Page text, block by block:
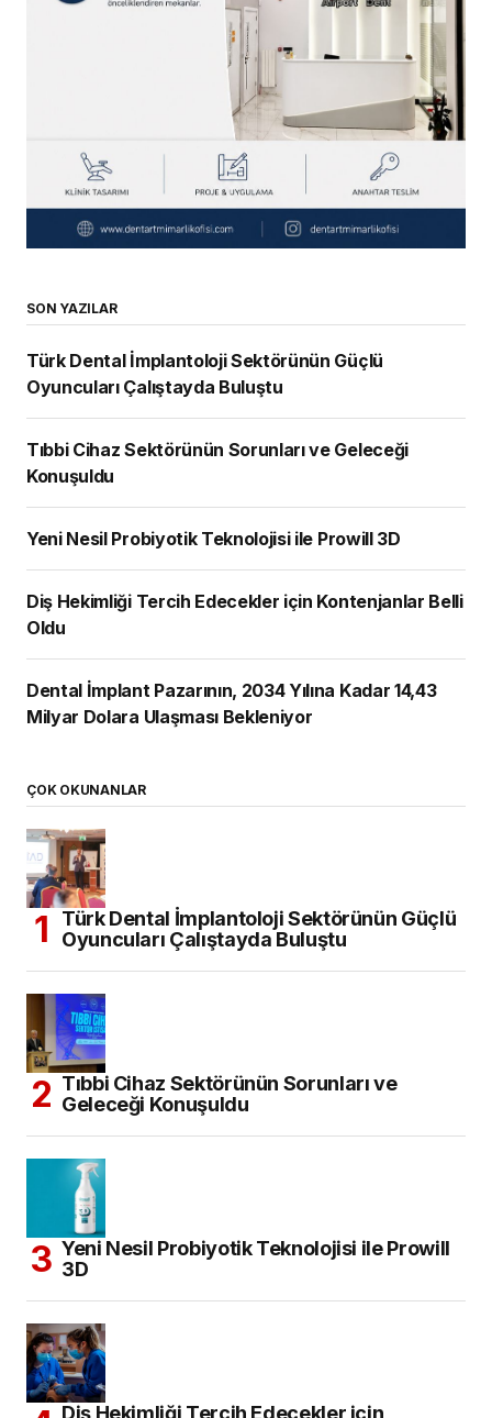
SON YAZILAR
Türk Dental İmplantoloji Sektörünün Güçlü
Oyuncuları Çalıştayda Buluştu
Tıbbi Cihaz Sektörünün Sorunları ve Geleceği
Konuşuldu
Yeni Nesil Probiyotik Teknolojisi ile Prowill 3D
Diş Hekimliği Tercih Edecekler için Kontenjanlar Belli
Oldu
Dental İmplant Pazarının, 2034 Yılına Kadar 14,43
Milyar Dolara Ulaşması Bekleniyor
ÇOK OKUNANLAR
Türk Dental İmplantoloji Sektörünün Güçlü
Oyuncuları Çalıştayda Buluştu
Tıbbi Cihaz Sektörünün Sorunları ve
Geleceği Konuşuldu
Yeni Nesil Probiyotik Teknolojisi ile Prowill
3D
Diş Hekimliği Tercih Edecekler için